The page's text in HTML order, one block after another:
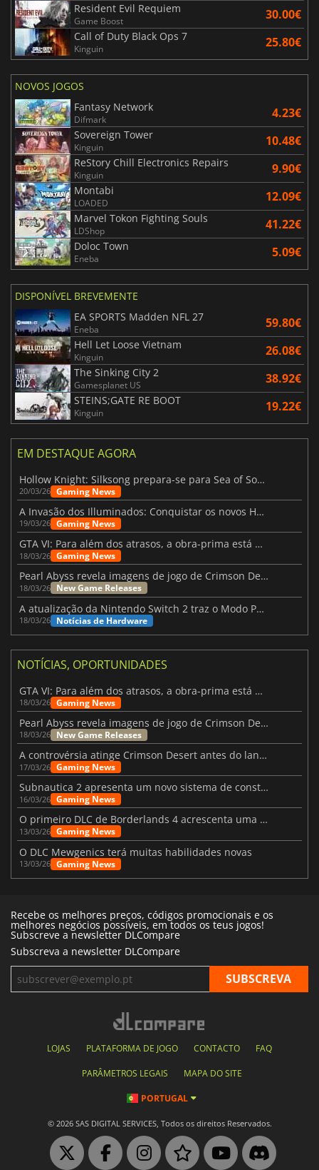
Resident Evil Requiem
Game Boost 30.00€
Call of Duty Black Ops 7
Kinguin 25.80€
NOVOS JOGOS
Fantasy Network
Difmark 4.23€
Sovereign Tower
Kinguin 10.48€
ReStory Chill Electronics Repairs
Kinguin 9.90€
Montabi
LOADED 12.09€
Marvel Tokon Fighting Souls
LDShop 41.22€
Doloc Town
Eneba 5.09€
DISPONÍVEL BREVEMENTE
EA SPORTS Madden NFL 27
Eneba 59.80€
Hell Let Loose Vietnam
Kinguin 26.08€
The Sinking City 2
Gamesplanet US 38.92€
STEINS;GATE RE BOOT
Kinguin 19.22€
EM DESTAQUE AGORA
Hollow Knight: Silksong prepara-se para Sea of Sorrow com um patch
20/03/26 Gaming News
A Invasão dos Illuminados: Conquistar os novos Helldivers 2 Atualização!
19/03/26 Gaming News
GTA VI: Para além dos atrasos, a obra-prima está quase a chegar
18/03/26 Gaming News
Pearl Abyss revela imagens de jogo de Crimson Desert para a PS5
18/03/26 New Game Releases
A atualização da Nintendo Switch 2 traz o Modo Portátil aos jogos mais antigos da Switch
18/03/26 Notícias de Hardware
NOTÍCIAS, OPORTUNIDADES
GTA VI: Para além dos atrasos, a obra-prima está quase a chegar
18/03/26 Gaming News
Pearl Abyss revela imagens de jogo de Crimson Desert para a PS5
18/03/26 New Game Releases
A controvérsia atinge Crimson Desert antes do lançamento
17/03/26 Gaming News
Subnautica 2 apresenta um novo sistema de construção de bases
16/03/26 Gaming News
O primeiro DLC de Borderlands 4 acrescenta uma nova personagem e muito mais
13/03/26 Gaming News
O DLC Mewgenics terá muitas habilidades novas
13/03/26 Gaming News
Recebe os melhores preços, códigos promocionais e os
melhores negócios possíveis, em todos os teus jogos!
Subscreve a newsletter DLCompare
Subscreva a newsletter DLCompare
LOJAS PLATAFORMA DE JOGO CONTACTO FAQ
PARÂMETROS LEGAIS MAPA DO SITE
PORTUGAL
© 2026 SAS DIGITAL SERVICES, Todos os direitos Reservados.